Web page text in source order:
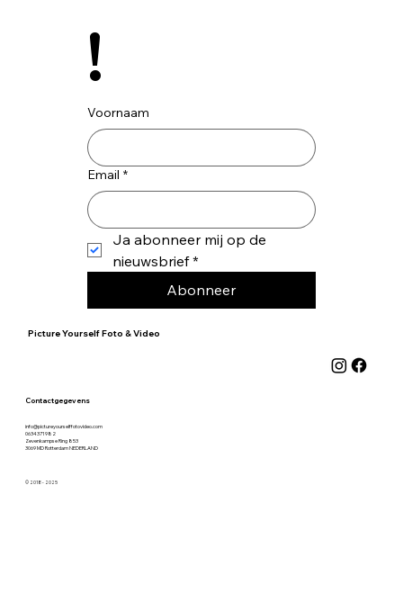
!
Voornaam
Email *
Ja abonneer mij op de
nieuwsbrief *
Abonneer
Picture Yourself Foto & Video
Contactgegevens
info@pictureyourselffotovideo.com
0634371982
Zevenkampse Ring 853
3069 MD RotterdamNEDERLAND
© 2018 - 2025